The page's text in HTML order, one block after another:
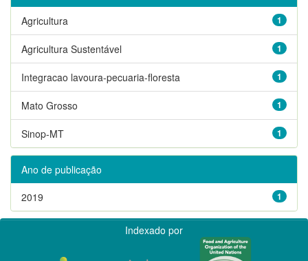
1
Agricultura
1
Agricultura Sustentável
1
Integracao lavoura-pecuaria-floresta
1
Mato Grosso
1
Sinop-MT
Ano de publicação
1
2019
Indexado por